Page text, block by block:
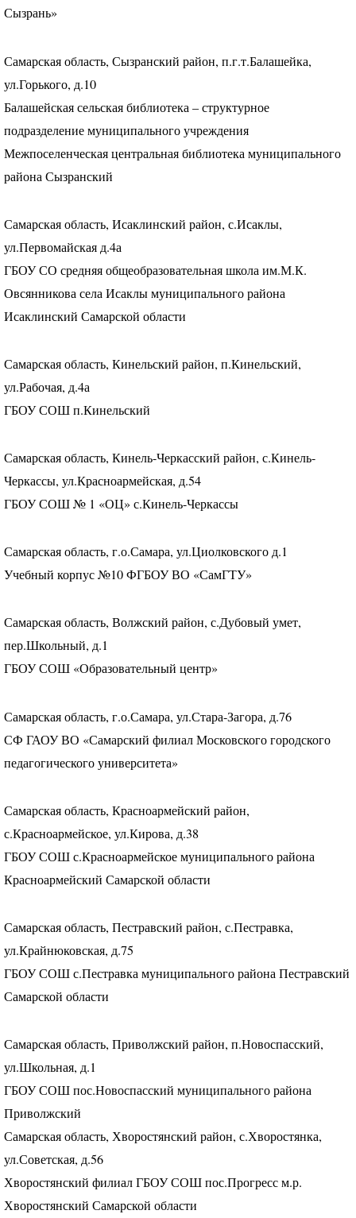
Сызрань»
Самарская область, Сызранский район, п.г.т.Балашейка,
ул.Горького, д.10
Балашейская сельская библиотека – структурное
подразделение муниципального учреждения
Межпоселенческая центральная библиотека муниципального
района Сызранский
Самарская область, Исаклинский район, с.Исаклы,
ул.Первомайская д.4а
ГБОУСО средняя общеобразовательная школа им.М.К.
Овсянникова села Исаклы муниципального района
Исаклинский Самарской области
Самарская область, Кинельский район, п.Кинельский,
ул.Рабочая, д.4а
ГБОУСОШп.Кинельский
Самарская область, Кинель-Черкасский район, с.Кинель-
Черкассы, ул.Красноармейская, д.54
ГБОУСОШ№ 1 «ОЦ» с.Кинель-Черкассы
Самарская область, г.о.Самара, ул.Циолковского д.1
Учебный корпус №10ФГБОУВО «СамГТУ»
Самарская область, Волжский район, с.Дубовый умет,
пер.Школьный, д.1
ГБОУСОШ «Образовательный центр»
Самарская область, г.о.Самара, ул.Стара-Загора, д.76
СФ ГАОУВО «Самарский филиал Московского городского
педагогического университета»
Самарская область, Красноармейский район,
с.Красноармейское, ул.Кирова, д.38
ГБОУСОШс.Красноармейское муниципального района
Красноармейский Самарской области
Самарская область, Пестравский район, с.Пестравка,
ул.Крайнюковская, д.75
ГБОУСОШс.Пестравка муниципального района Пестравский
Самарской области
Самарская область, Приволжский район, п.Новоспасский,
ул.Школьная, д.1
ГБОУСОШпос.Новоспасский муниципального района
Приволжский
Самарская область, Хворостянский район, с.Хворостянка,
ул.Советская, д.56
Хворостянский филиалГБОУСОШпос.Прогресс м.р.
Хворостянский Самарской области